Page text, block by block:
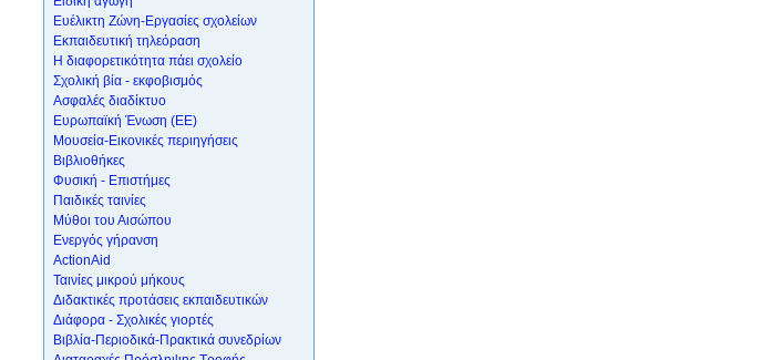
Ευέλικτη Ζώνη-Εργασίες σχολείων
Εκπαιδευτική τηλεόραση
Η διαφορετικότητα πάει σχολείο
Σχολική βία - εκφοβισμός
Ασφαλές διαδίκτυο
Ευρωπαϊκή Ένωση (ΕΕ)
Μουσεία-Εικονικές περιηγήσεις
Βιβλιοθήκες
Φυσική - Επιστήμες
Παιδικές ταινίες
Μύθοι του Αισώπου
Ενεργός γήρανση
ActionAid
Ταινίες μικρού μήκους
Διδακτικές προτάσεις εκπαιδευτικών
Διάφορα - Σχολικές γιορτές
Βιβλία-Περιοδικά-Πρακτικά συνεδρίων